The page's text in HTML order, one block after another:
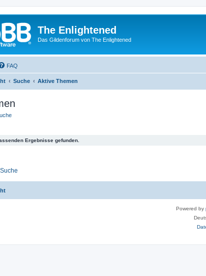
The Enlightened
Das Gildenforum von The Enlightened
FAQ
Suche Aktive Themen
Ergebnisse gefunden.
Powered by